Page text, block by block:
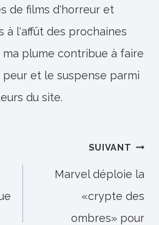
de films d'horreur et
à l'affût des prochaines
ma plume contribue à faire
peur et le suspense parmi
du site.
SUIVANT
Marvel déploie la
«crypte des
ombres» pour